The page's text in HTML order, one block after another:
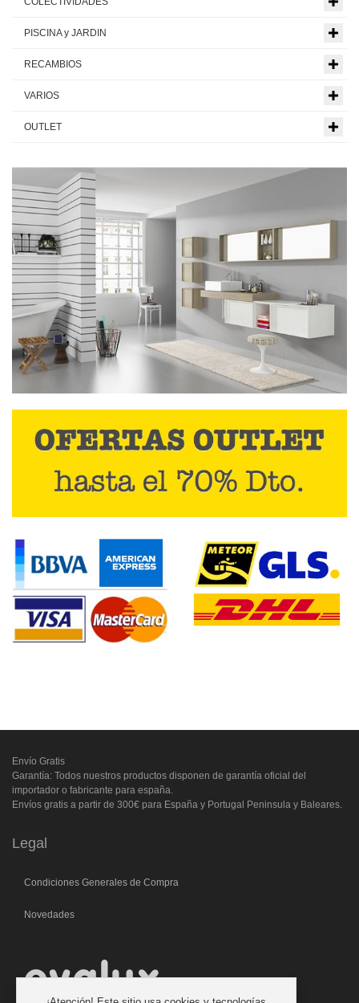
PISCINA y JARDIN
RECAMBIOS
VARIOS
OUTLET
Envío Gratis
Garantía: Todos nuestros productos disponen de garantía oficial del
importador o fabricante para españa.
Envíos gratis a partir de 300€ para España y Portugal Peninsula y Baleares.
Legal
Condiciones Generales de Compra
Novedades